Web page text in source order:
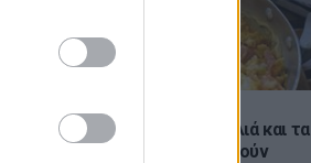
Ελληνικό γιαούρτι: Μία κουταλιά και τα
scrambled eggs θα απογειωθούν